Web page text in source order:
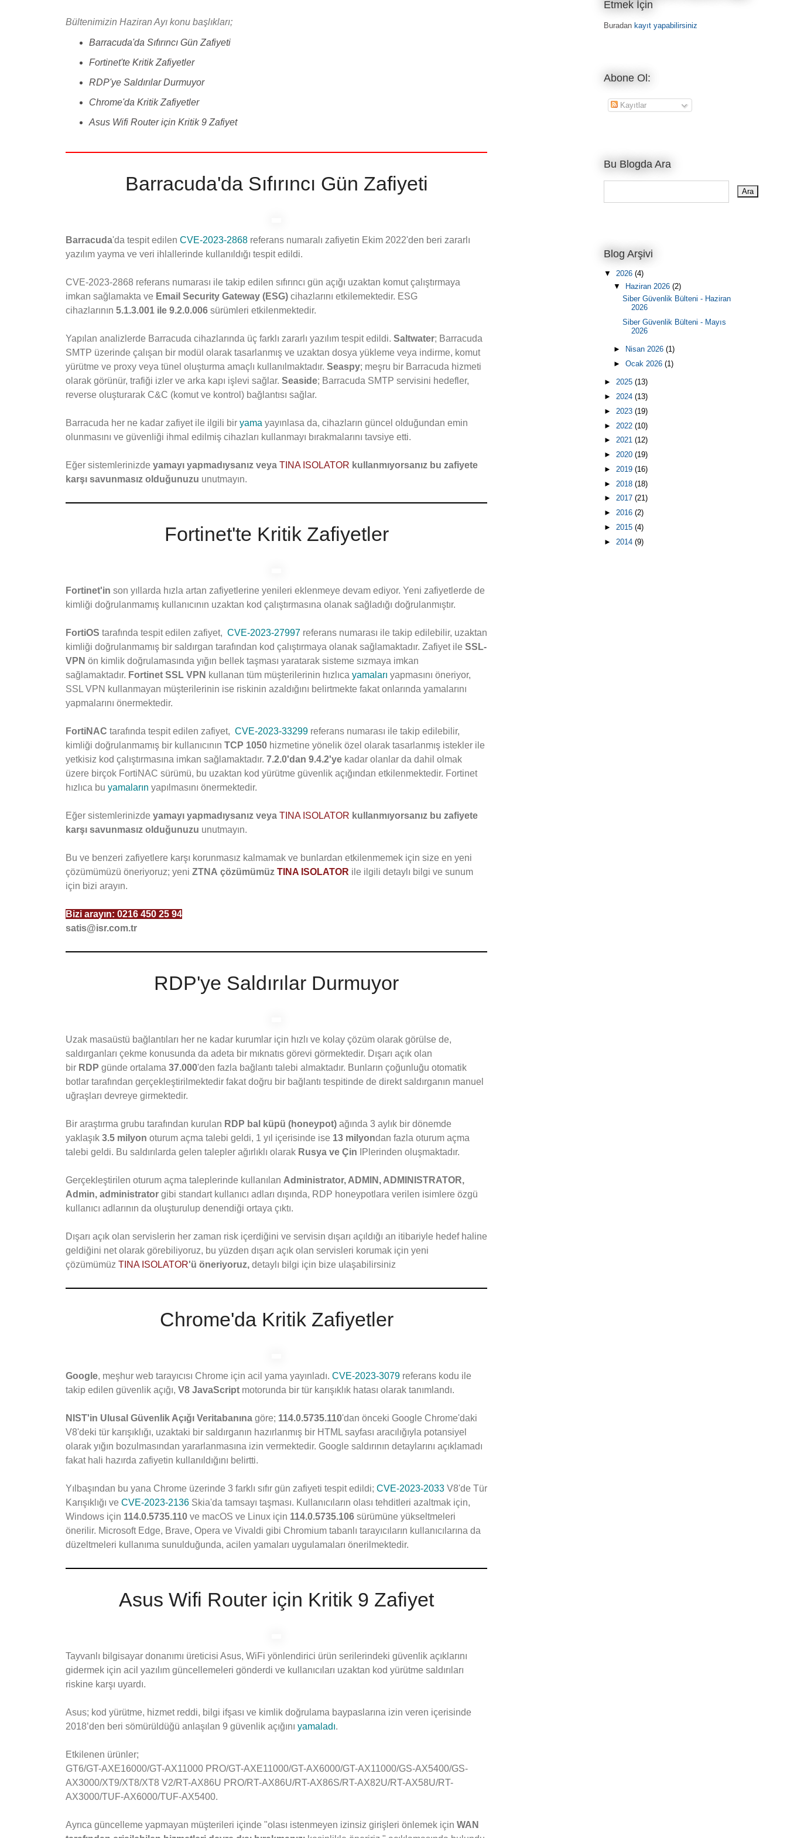
Bültenimizin Haziran Ayı konu başlıkları;
Barracuda'da Sıfırıncı Gün Zafiyeti
Fortinet'te Kritik Zafiyetler
RDP'ye Saldırılar Durmuyor
Chrome'da Kritik Zafiyetler
Asus Wifi Router için Kritik 9 Zafiyet
Barracuda'da Sıfırıncı Gün Zafiyeti
Barracuda'da tespit edilen CVE-2023-2868 referans numaralı zafiyetin Ekim 2022'den beri zararlı
yazılım yayma ve veri ihlallerinde kullanıldığı tespit edildi.
CVE-2023-2868 referans numarası ile takip edilen sıfırıncı gün açığı uzaktan komut çalıştırmaya
imkan sağlamakta ve Email Security Gateway (ESG) cihazlarını etkilemektedir. ESG
cihazlarının 5.1.3.001 ile 9.2.0.006 sürümleri etkilenmektedir.
Yapılan analizlerde Barracuda cihazlarında üç farklı zararlı yazılım tespit edildi. Saltwater; Barracuda
SMTP üzerinde çalışan bir modül olarak tasarlanmış ve uzaktan dosya yükleme veya indirme, komut
yürütme ve proxy veya tünel oluşturma amaçlı kullanılmaktadır. Seaspy; meşru bir Barracuda hizmeti
olarak görünür, trafiği izler ve arka kapı işlevi sağlar. Seaside; Barracuda SMTP servisini hedefler,
reverse oluşturarak C&C (komut ve kontrol) bağlantısı sağlar.
Barracuda her ne kadar zafiyet ile ilgili bir yama yayınlasa da, cihazların güncel olduğundan emin
olunmasını ve güvenliği ihmal edilmiş cihazları kullanmayı bırakmalarını tavsiye etti.
Eğer sistemlerinizde yamayı yapmadıysanız veya TINA ISOLATOR kullanmıyorsanız bu zafiyete
karşı savunmasız olduğunuzu unutmayın.
Fortinet'te Kritik Zafiyetler
Fortinet'in son yıllarda hızla artan zafiyetlerine yenileri eklenmeye devam ediyor. Yeni zafiyetlerde de
kimliği doğrulanmamış kullanıcının uzaktan kod çalıştırmasına olanak sağladığı doğrulanmıştır.
FortiOS tarafında tespit edilen zafiyet, CVE-2023-27997 referans numarası ile takip edilebilir, uzaktan
kimliği doğrulanmamış bir saldırgan tarafından kod çalıştırmaya olanak sağlamaktadır. Zafiyet ile SSL-
VPN ön kimlik doğrulamasında yığın bellek taşması yaratarak sisteme sızmaya imkan
sağlamaktadır. Fortinet SSL VPN kullanan tüm müşterilerinin hızlıca yamaları yapmasını öneriyor,
SSL VPN kullanmayan müşterilerinin ise riskinin azaldığını belirtmekte fakat onlarında yamalarını
yapmalarını önermektedir.
FortiNAC tarafında tespit edilen zafiyet, CVE-2023-33299 referans numarası ile takip edilebilir,
kimliği doğrulanmamış bir kullanıcının TCP 1050 hizmetine yönelik özel olarak tasarlanmış istekler ile
yetkisiz kod çalıştırmasına imkan sağlamaktadır. 7.2.0'dan 9.4.2'ye kadar olanlar da dahil olmak
üzere birçok FortiNAC sürümü, bu uzaktan kod yürütme güvenlik açığından etkilenmektedir. Fortinet
hızlıca bu yamaların yapılmasını önermektedir.
Eğer sistemlerinizde yamayı yapmadıysanız veya TINA ISOLATOR kullanmıyorsanız bu zafiyete
karşı savunmasız olduğunuzu unutmayın.
Bu ve benzeri zafiyetlere karşı korunmasız kalmamak ve bunlardan etkilenmemek için size en yeni
çözümümüzü öneriyoruz; yeni ZTNA çözümümüz TINA ISOLATOR ile ilgili detaylı bilgi ve sunum
için bizi arayın.
Bizi arayın: 0216 450 25 94
satis@isr.com.tr
RDP'ye Saldırılar Durmuyor
Uzak masaüstü bağlantıları her ne kadar kurumlar için hızlı ve kolay çözüm olarak görülse de,
saldırganları çekme konusunda da adeta bir mıknatıs görevi görmektedir. Dışarı açık olan
bir RDP günde ortalama 37.000'den fazla bağlantı talebi almaktadır. Bunların çoğunluğu otomatik
botlar tarafından gerçekleştirilmektedir fakat doğru bir bağlantı tespitinde de direkt saldırganın manuel
uğraşları devreye girmektedir.
Bir araştırma grubu tarafından kurulan RDP bal küpü (honeypot) ağında 3 aylık bir dönemde
yaklaşık 3.5 milyon oturum açma talebi geldi, 1 yıl içerisinde ise 13 milyondan fazla oturum açma
talebi geldi. Bu saldırılarda gelen talepler ağırlıklı olarak Rusya ve Çin IPlerinden oluşmaktadır.
Gerçekleştirilen oturum açma taleplerinde kullanılan Administrator, ADMIN, ADMINISTRATOR,
Admin, administrator gibi standart kullanıcı adları dışında, RDP honeypotlara verilen isimlere özgü
kullanıcı adlarının da oluşturulup denendiği ortaya çıktı.
Dışarı açık olan servislerin her zaman risk içerdiğini ve servisin dışarı açıldığı an itibariyle hedef haline
geldiğini net olarak görebiliyoruz, bu yüzden dışarı açık olan servisleri korumak için yeni
çözümümüz TINA ISOLATOR'ü öneriyoruz, detaylı bilgi için bize ulaşabilirsiniz
Chrome'da Kritik Zafiyetler
Google, meşhur web tarayıcısı Chrome için acil yama yayınladı. CVE-2023-3079 referans kodu ile
takip edilen güvenlik açığı, V8 JavaScript motorunda bir tür karışıklık hatası olarak tanımlandı.
NIST'in Ulusal Güvenlik Açığı Veritabanına göre; 114.0.5735.110'dan önceki Google Chrome'daki
V8'deki tür karışıklığı, uzaktaki bir saldırganın hazırlanmış bir HTML sayfası aracılığıyla potansiyel
olarak yığın bozulmasından yararlanmasına izin vermektedir. Google saldırının detaylarını açıklamadı
fakat hali hazırda zafiyetin kullanıldığını belirtti.
Yılbaşından bu yana Chrome üzerinde 3 farklı sıfır gün zafiyeti tespit edildi; CVE-2023-2033 V8'de Tür
Karışıklığı ve CVE-2023-2136 Skia'da tamsayı taşması. Kullanıcıların olası tehditleri azaltmak için,
Windows için 114.0.5735.110 ve macOS ve Linux için 114.0.5735.106 sürümüne yükseltmeleri
önerilir. Microsoft Edge, Brave, Opera ve Vivaldi gibi Chromium tabanlı tarayıcıların kullanıcılarına da
düzeltmeleri kullanıma sunulduğunda, acilen yamaları uygulamaları önerilmektedir.
Asus Wifi Router için Kritik 9 Zafiyet
Tayvanlı bilgisayar donanımı üreticisi Asus, WiFi yönlendirici ürün serilerindeki güvenlik açıklarını
gidermek için acil yazılım güncellemeleri gönderdi ve kullanıcıları uzaktan kod yürütme saldırıları
riskine karşı uyardı.
Asus; kod yürütme, hizmet reddi, bilgi ifşası ve kimlik doğrulama baypaslarına izin veren içerisinde
2018’den beri sömürüldüğü anlaşılan 9 güvenlik açığını yamaladı.
Etkilenen ürünler;
GT6/GT-AXE16000/GT-AX11000 PRO/GT-AXE11000/GT-AX6000/GT-AX11000/GS-AX5400/GS-
AX3000/XT9/XT8/XT8 V2/RT-AX86U PRO/RT-AX86U/RT-AX86S/RT-AX82U/RT-AX58U/RT-
AX3000/TUF-AX6000/TUF-AX5400.
Ayrıca güncelleme yapmayan müşterileri içinde "olası istenmeyen izinsiz girişleri önlemek için WAN
Etmek İçin
Buradan kayıt yapabilirsiniz
Abone Ol:
Kayıtlar
Bu Blogda Ara
Blog Arşivi
▼ 2026 (4)
▼
Haziran 2026 (2)
Siber Güvenlik Bülteni - Haziran
2026
Siber Güvenlik Bülteni - Mayıs
2026
► Nisan 2026 (1)
► Ocak 2026 (1)
► 2025 (13)
► 2024 (13)
► 2023 (19)
► 2022 (10)
► 2021 (12)
► 2020 (19)
► 2019 (16)
► 2018 (18)
► 2017 (21)
► 2016 (2)
► 2015 (4)
► 2014 (9)